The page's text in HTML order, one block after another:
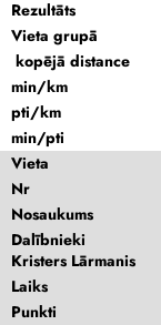
Rezultāts
Vieta grupā
kopējā distance
min/km
pti/km
min/pti
Vieta
Nr
Nosaukums
Dalībnieki
Kristers Lārmanis
Laiks
Punkti